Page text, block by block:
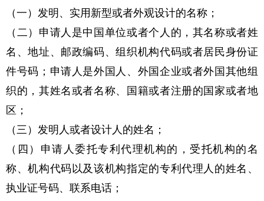
（一）发明、实用新型或者外观设计的名称；
（二）申请人是中国单位或者个人的，其名称或者姓
名、地址、邮政编码、组织机构代码或者居民身份证
件号码；申请人是外国人、外国企业或者外国其他组
织的，其姓名或者名称、国籍或者注册的国家或者地
区；
（三）发明人或者设计人的姓名；
（四）申请人委托专利代理机构的，受托机构的名
称、机构代码以及该机构指定的专利代理人的姓名、
执业证号码、联系电话；